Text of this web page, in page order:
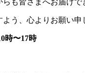
も皆さまへお届けで
う、心よりお願い申
時〜17時